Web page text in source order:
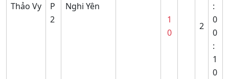
Thảo Vy
P
2
Nghi Yên
1
0
2
:
0
0
:
1
0